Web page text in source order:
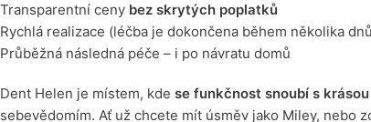
Transparentní ceny bez skrytých poplatků
Rychlá realizace (léčba je dokončena během několika
Průběžná následná péče – i po návratu domů
Dent Helen je místem, kde se funkčnost snoubí s krásou
sebevědomím. Ať už chcete mít úsměv jako Miley, nebo